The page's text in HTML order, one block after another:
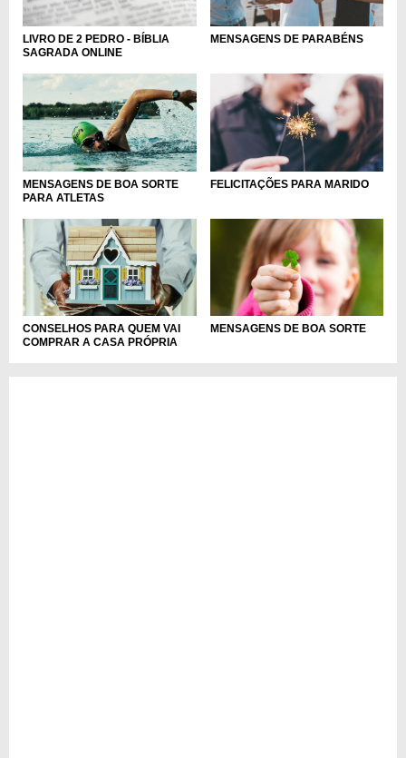
LIVRO DE 2 PEDRO - BÍBLIA
SAGRADA ONLINE
MENSAGENS DE PARABÉNS
MENSAGENS DE BOA SORTE
PARA ATLETAS
FELICITAÇÕES PARA MARIDO
CONSELHOS PARA QUEM VAI
COMPRAR A CASA PRÓPRIA
MENSAGENS DE BOA SORTE